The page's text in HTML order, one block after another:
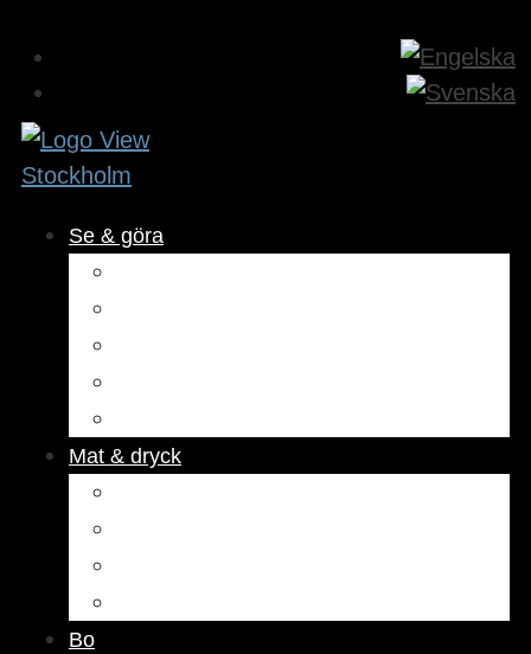
Se & göra
Mat & dryck
Bo